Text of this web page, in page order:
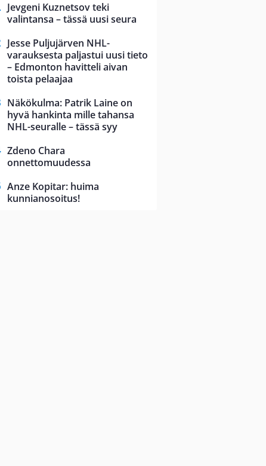
Jevgeni Kuznetsov teki
valintansa – tässä uusi seura
Jesse Puljujärven NHL-
varauksesta paljastui uusi tieto
– Edmonton havitteli aivan
toista pelaajaa
Näkökulma: Patrik Laine on
hyvä hankinta mille tahansa
NHL-seuralle – tässä syy
Zdeno Chara
onnettomuudessa
Anze Kopitar: huima
kunnianosoitus!